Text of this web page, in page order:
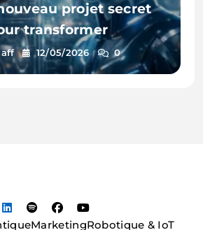
projet secret
transformer
assistant intelligent
12/05/2026 0
MarketingRobotique & IoT